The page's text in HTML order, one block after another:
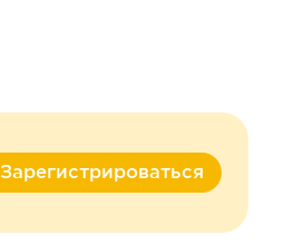
Зарегистрироваться